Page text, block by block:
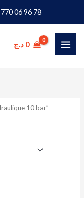
06 96 78
0 د.ج
10 bar”